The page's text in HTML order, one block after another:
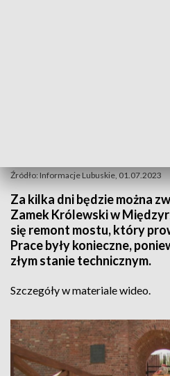
Źródło: Informacje Lubuskie, 01.07.2023
Za kilka dni będzie można
Zamek Królewski w
się remont mostu, który
Prace były konieczne,
złym stanie technicznym.
Szczegóły w materiale wideo.